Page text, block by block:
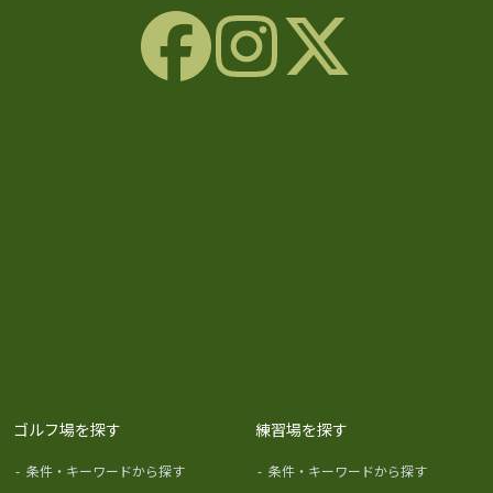
ゴルフ場を探す
- 条件・キーワードから探す
練習場を探す
- 条件・キーワードから探す